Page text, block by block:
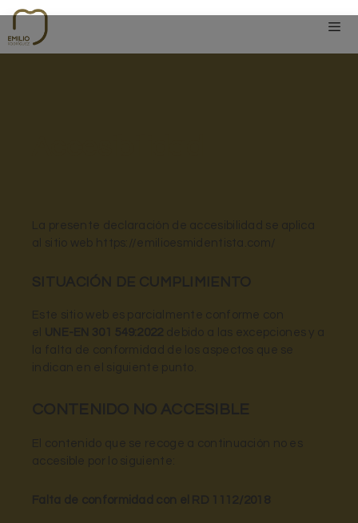
La presente declaración de accesibilidad se aplica
al sitio web https://emilioesmidentista.com/
SITUACIÓN DE CUMPLIMIENTO
Este sitio web es parcialmente conforme con
el UNE-EN 301 549:2022 debido a las excepciones y a
la falta de conformidad de los aspectos que se
indican en el siguiente punto.
CONTENIDO NO ACCESIBLE
El contenido que se recoge a continuación no es
accesible por lo siguiente:
Falta de conformidad con el RD 1112/2018